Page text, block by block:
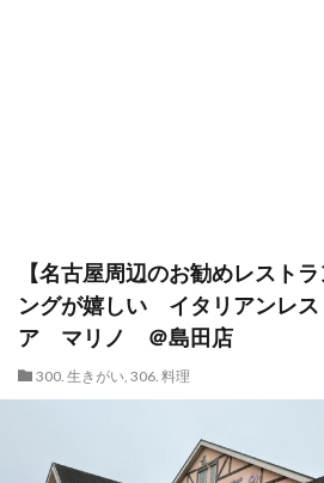
【名古屋周辺のお勧めレスト
ングが嬉しい イタリアンレ
ア マリノ ＠島田店
300. 生きがい, 306. 料理